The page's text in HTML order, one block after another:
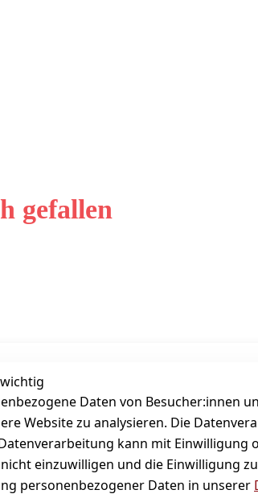
gefallen
Daten von Besucher:innen
Website zu analysieren. Die
kann mit
einzuwilligen und die Einwilligung
personenbezogener Daten in unserer